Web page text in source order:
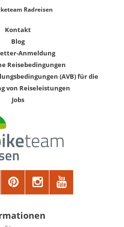
Radreisen
Kontakt
Blog
Anmeldung
Reisebedingungen
(AVB) für die
von Reiseleistungen
Jobs